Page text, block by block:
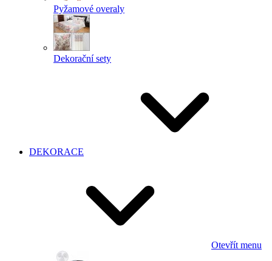
Pyžamové overaly
Dekorační sety
DEKORACE
Otevřít menu